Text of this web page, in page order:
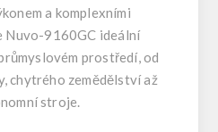
a komplexními
Nuvo-9160GC ideální
prostředí, od
chytrého zemědělství až
stroje.